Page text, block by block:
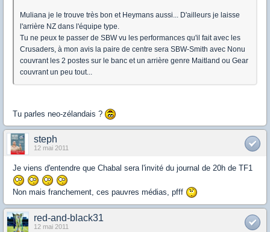
Muliana je le trouve très bon et Heymans aussi... D'ailleurs je laisse
l'arrière NZ dans l'équipe type.
Tu ne peux te passer de SBW vu les performances qu'il fait avec les
Crusaders, à mon avis la paire de centre sera SBW-Smith avec Nonu
couvrant les 2 postes sur le banc et un arrière genre Maitland ou Gear
couvrant un peu tout...
Tu parles neo-zélandais ?
steph
12 mai 2011
Je viens d'entendre que Chabal sera l'invité du journal de 20h de TF1
Non mais franchement, ces pauvres médias, pfff
red-and-black31
12 mai 2011